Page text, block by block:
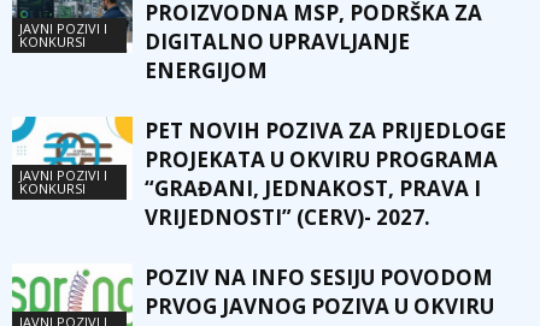
JAVNI POZIVI I
KONKURSI
PROIZVODNA MSP, PODRŠKA ZA
DIGITALNO UPRAVLJANJE
ENERGIJOM
JAVNI POZIVI I
KONKURSI
PET NOVIH POZIVA ZA PRIJEDLOGE
PROJEKATA U OKVIRU PROGRAMA
“GRAĐANI, JEDNAKOST, PRAVA I
VRIJEDNOSTI” (CERV)- 2027.
JAVNI POZIVI I
POZIV NA INFO SESIJU POVODOM
PRVOG JAVNOG POZIVA U OKVIRU